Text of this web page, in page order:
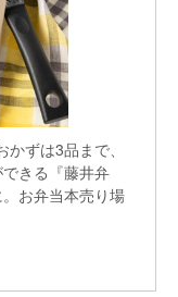
ずは3品まで、
きる『藤井弁
お弁当本売り場